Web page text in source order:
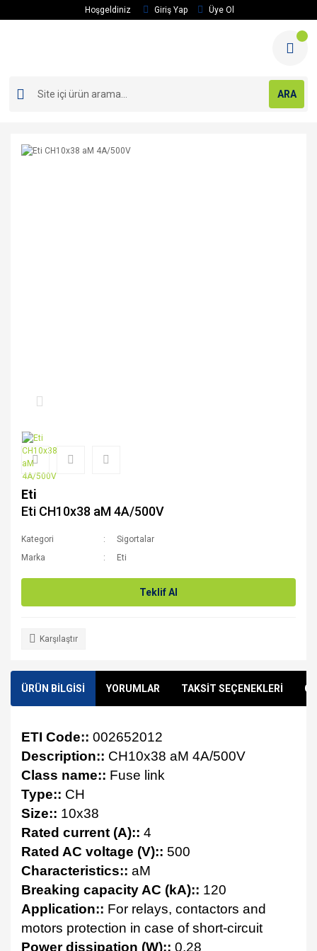
Hoşgeldiniz Giriş Yap Üye Ol
ARA
Eti
Eti CH10x38 aM 4A/500V
Kategori
Sigortalar
Marka
Eti
Teklif Al
Karşılaştır
ÜRÜN BİLGİSİ YORUMLAR TAKSİT SEÇENEKLERİ
ETI Code:: 002652012
Description:: CH10x38 aM 4A/500V
Class name:: Fuse link
Type:: CH
Size:: 10x38
Rated current (A):: 4
Rated AC voltage (V):: 500
Characteristics:: aM
Breaking capacity AC (kA):: 120
Application:: For relays, contactors and
motors protection in case of short-circuit
Power dissipation (W):: 0,28